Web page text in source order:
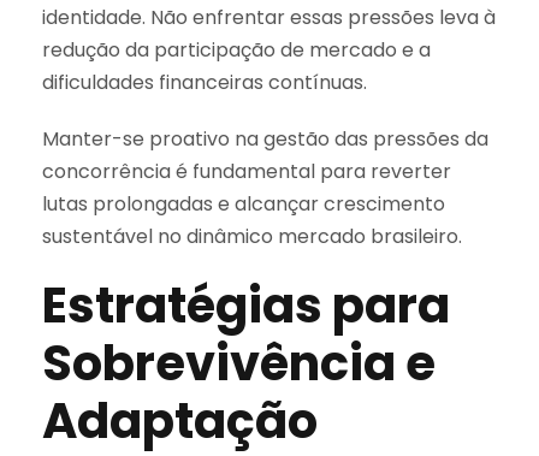
identidade. Não enfrentar essas pressões leva à
redução da participação de mercado e a
dificuldades financeiras contínuas.
Manter-se proativo na gestão das pressões da
concorrência é fundamental para reverter
lutas prolongadas e alcançar crescimento
sustentável no dinâmico mercado brasileiro.
Estratégias para
Sobrevivência e
Adaptação